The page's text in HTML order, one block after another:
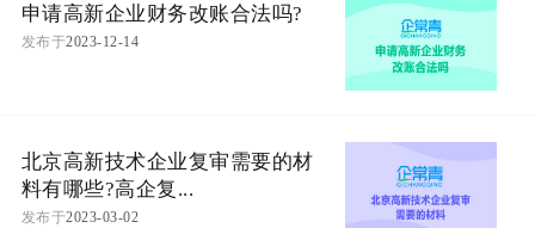
申请高新企业财务改账合法吗?
发布于2023-12-14
北京高新技术企业复审需要的材
料有哪些?高企复...
发布于2023-03-02